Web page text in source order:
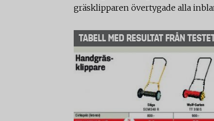
gräsklipparen övertygade alla
TABELL MED RESULTAT FRÅN